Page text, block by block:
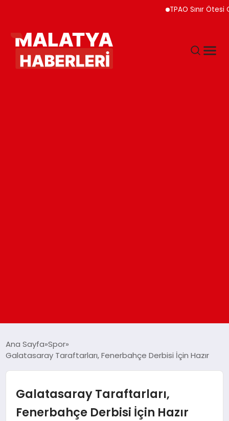
TPAO Sınır Ötesi
DÜNYA
Ana Sayfa Spor
Galatasaray Taraftarları, Fenerbahçe Derbisi İçin Hazır
Galatasaray Taraftarları,
Fenerbahçe Derbisi İçin Hazır